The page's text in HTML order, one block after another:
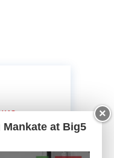
×
Mankate at Big5